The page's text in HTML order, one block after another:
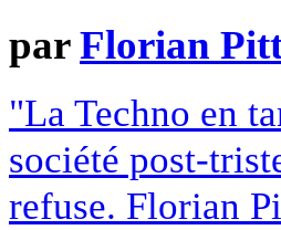
parFlorian
"La Techno en
société post-
refuse. Florian